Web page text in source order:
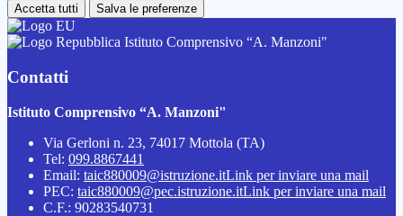
Accetta tutti Salva le preferenze
Istituto Comprensivo “A. Manzoni"
Contatti
Istituto Comprensivo “A. Manzoni"
Via Gerloni n. 23, 74017 Mottola (TA)
Tel: 099.8867441
Email: taic880009@istruzione.itLink per inviare una mail
PEC: taic880009@pec.istruzione.itLink per inviare una mail
C.F.: 90283540731